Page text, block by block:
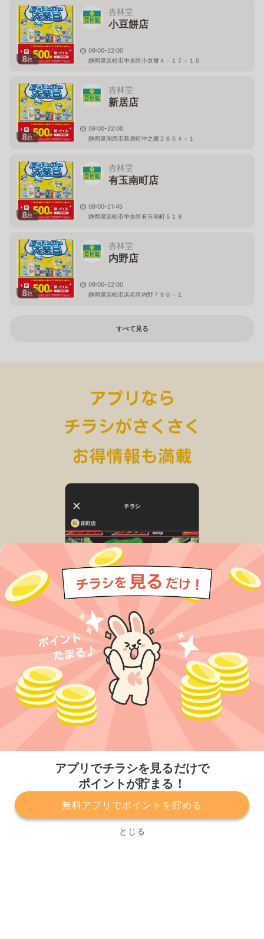
アプリでチラシを見るだけで
ポイントが貯まる！
無料アプリでポイントを貯める
とじる
8枚
杏林堂
小豆餅店
09:00-22:00
静岡県浜松市中央区小豆餅４－１７－１５
8枚
杏林堂
新居店
09:00-22:00
静岡県湖西市新居町中之郷２６５４－１
8枚
杏林堂
有玉南町店
09:00-21:45
静岡県浜松市中央区有玉南町５１９
8枚
杏林堂
内野店
09:00-22:00
静岡県浜松市浜名区内野７９０－１
すべて見る
プライバシーポリシー 利用規約
運営会社
サービスに関してのお問い合わせ